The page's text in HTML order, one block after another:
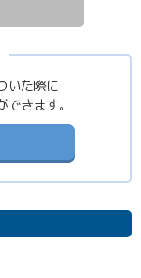
いた際に
きます。